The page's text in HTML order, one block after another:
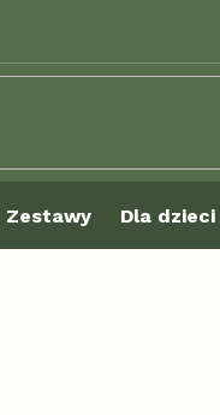
Zestawy Dla dzieci